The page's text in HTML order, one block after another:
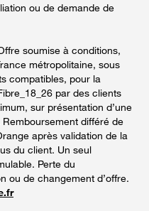
ou de demande de
soumise à conditions,
métropolitaine, sous
compatibles, pour la
par des clients
sur présentation d’une
différé de
après validation de la
du client. Un seul
Perte du
ou de changement d’offre.